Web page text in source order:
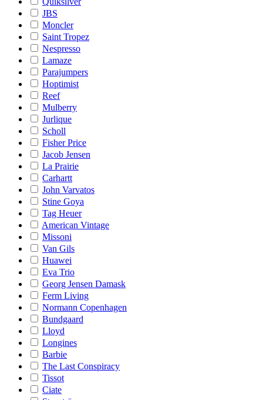
JBS
Moncler
Saint Tropez
Nespresso
Lamaze
Parajumpers
Hoptimist
Reef
Mulberry
Jurlique
Scholl
Fisher Price
Jacob Jensen
La Prairie
Carhartt
John Varvatos
Stine Goya
Tag Heuer
American Vintage
Missoni
Van Gils
Huawei
Eva Trio
Georg Jensen Damask
Ferm Living
Normann Copenhagen
Bundgaard
Lloyd
Longines
Barbie
The Last Conspiracy
Tissot
Ciate